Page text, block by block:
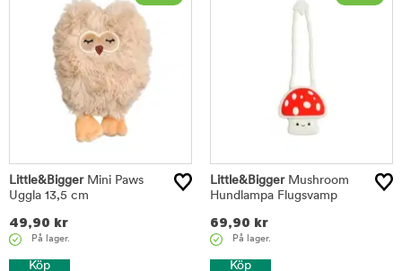
Little&BiggerMini Paws
Uggla 13,5 cm
49,90 kr
På lager.
Köp
Little&BiggerMushroom
Hundlampa Flugsvamp
69,90 kr
På lager.
Köp